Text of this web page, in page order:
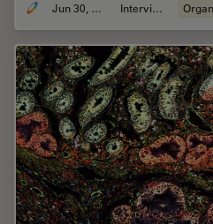
Jun 30, 2026 Interviews